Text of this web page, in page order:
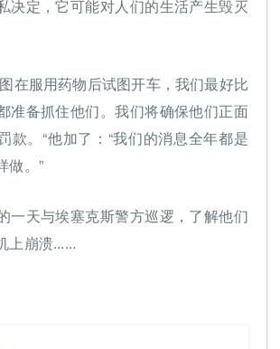
决定，它可能对人们的生活产生毁灭
在服用药物后试图开车，我们最好比
准备抓住他们。我们将确保他们正面
款。“他加了：“我们的消息全年都是
做。”
一天与埃塞克斯警方巡逻，了解他们
上崩溃......